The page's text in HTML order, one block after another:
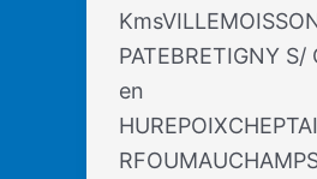
PATEBRETIGNY S/
en